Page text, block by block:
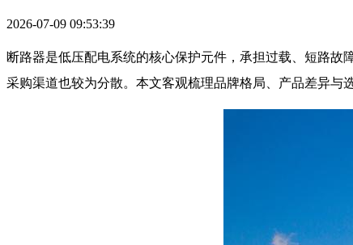
2026-07-09 09:53:39
断路器是低压配电系统的核心保护元件，承担过载、短路故
采购渠道也较为分散。本文客观梳理品牌格局、产品差异与